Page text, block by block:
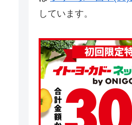
しています。